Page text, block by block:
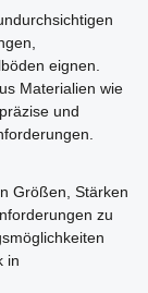
eignen.
Materialien wie
und
Größen, Stärken
zu
in